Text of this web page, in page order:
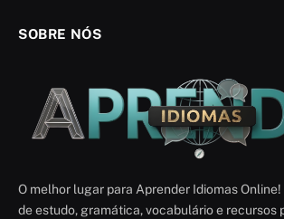
SOBRE NÓS
O melhor lugar para Aprender Idiomas
de estudo, gramática, vocabulário e recursos